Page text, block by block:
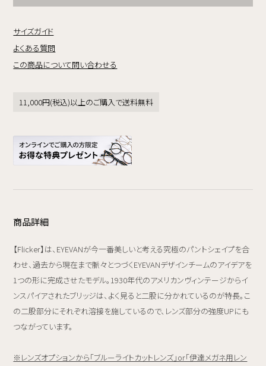
サイズガイド
よくある質問
この商品について問い合わせる
11,000円(税込)以上のご購入で送料無料
商品詳細
【Flicker】は、EYEVANが今一番美しいと考える究極のパントシェイプを合
わせ、過去から現在まで脈々とつづくEYEVANデザインチームのアイデアを
1つの形に完成させたモデル。1930年代のアメリカンヴィンテージからイ
ンスパイアされたブリッジは、よく見ると二股に分かれているのが特長。こ
の二股部分にそれぞれ溶接を施しているので、レンズ部分の強度UPにも
つながっています。
※レンズオプションから「ブルーライトカットレンズ」or「伊達メガネ用レン